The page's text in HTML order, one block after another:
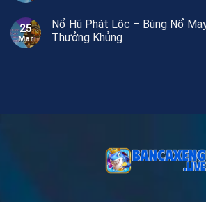
25
Mar
Nổ Hũ Phát Lộc – Bùng Nổ
Thưởng Khủng